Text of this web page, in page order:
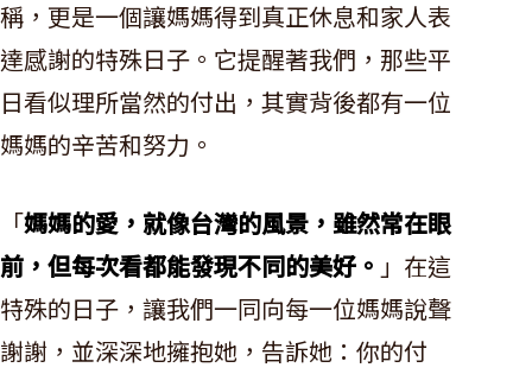
稱，更是一個讓媽媽得到真正休息和家人表
達感謝的特殊日子。它提醒著我們，那些平
日看似理所當然的付出，其實背後都有一位
媽媽的辛苦和努力。
「媽媽的愛，就像台灣的風景，雖然常在眼
前，但每次看都能發現不同的美好。 」在這
特殊的日子，讓我們一同向每一位媽媽說聲
謝謝，並深深地擁抱她，告訴她：你的付